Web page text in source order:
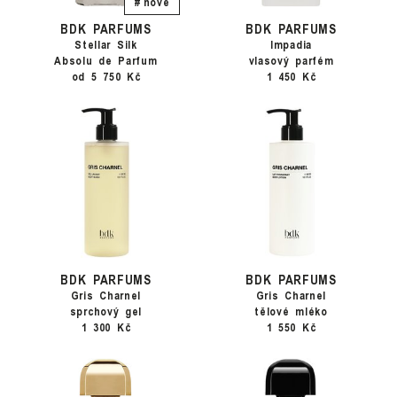
BDK PARFUMS
Stellar Silk
Absolu de Parfum
od 5 750 Kč
BDK PARFUMS
Impadia
vlasový parfém
1 450 Kč
BDK PARFUMS
Gris Charnel
sprchový gel
1 300 Kč
BDK PARFUMS
Gris Charnel
tělové mléko
1 550 Kč